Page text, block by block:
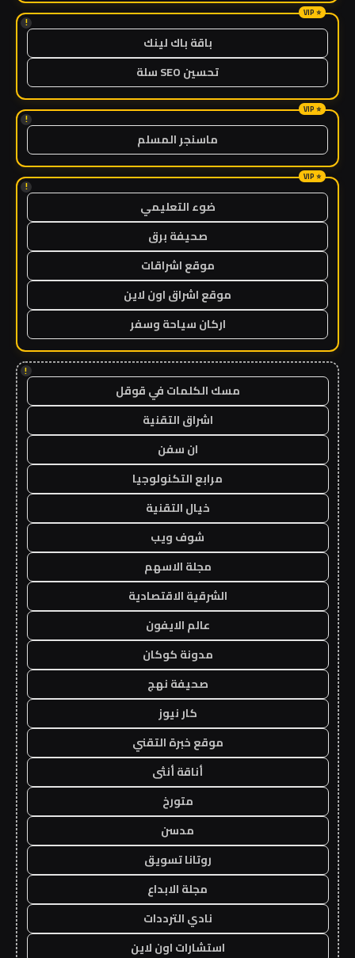
!
باقة باك لينك
تحسين SEO سلة
!
ماسنجر المسلم
!
ضوء التعليمي
صحيفة برق
موقع اشراقات
موقع اشراق اون لاين
اركان سياحة وسفر
!
مسك الكلمات في قوقل
اشراق التقنية
ان سفن
مرابع التكنولوجيا
خيال التقنية
شوف ويب
مجلة الاسهم
الشرقية الاقتصادية
عالم الايفون
مدونة كوكان
صحيفة نهج
كار نيوز
موقع خبرة التقني
أناقة أنثى
متورخ
مدسن
روتانا تسويق
مجلة الابداع
نادي الترددات
استشارات اون لاين